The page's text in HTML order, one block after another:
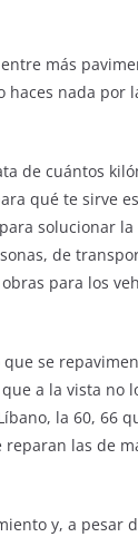
más
haces nada por
de cuántos
qué te sirve
solucionar
de
para los
se
a la vista no
la 60, 66
reparan las de
y, a pesar